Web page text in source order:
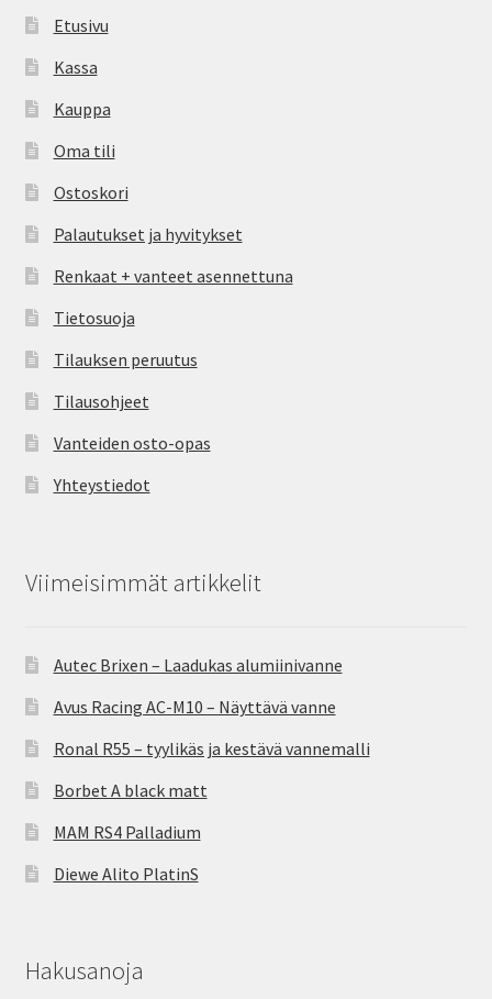
Etusivu
Kassa
Kauppa
Oma tili
Ostoskori
Palautukset ja hyvitykset
Renkaat + vanteet asennettuna
Tietosuoja
Tilauksen peruutus
Tilausohjeet
Vanteiden osto-opas
Yhteystiedot
Viimeisimmät artikkelit
Autec Brixen – Laadukas alumiinivanne
Avus Racing AC-M10 – Näyttävä vanne
Ronal R55 – tyylikäs ja kestävä vannemalli
Borbet A black matt
MAM RS4 Palladium
Diewe Alito PlatinS
Hakusanoja